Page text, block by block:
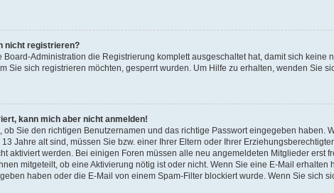
nicht registrieren?
Board-Administration die Registrierung komplett ausgeschaltet hat, damit sich
Sie sich registrieren möchten, gesperrt wurden. Um Hilfe zu erhalten, wenden Sie
kann mich aber nicht anmelden!
ob Sie den richtigen Benutzernamen und das richtige Passwort eingegeben haben.
Jahre alt sind, müssen Sie bzw. einer Ihrer Eltern oder Ihrer
aktiviert werden. Bei einigen Foren müssen alle neu angemeldeten Mitglieder
mitgeteilt, ob eine Aktivierung nötig ist oder nicht. Wenn Sie eine E-Mail
haben oder die E-Mail von einem Spam-Filter blockiert wurde. Wenn Sie sich